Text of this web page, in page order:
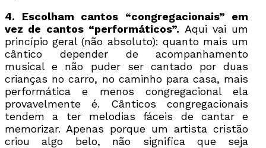
4. Escolham cantos “congregacionais” em
vez de cantos “performáticos”. Aqui vai um
princípio geral (não absoluto): quanto mais um
cântico depender de acompanhamento
musical e não puder ser cantado por duas
crianças no carro, no caminho para casa, mais
performática e menos congregacional ela
provavelmente é. Cânticos congregacionais
tendem a ter melodias fáceis de cantar e
memorizar. Apenas porque um artista cristão
criou algo belo, não significa que seja